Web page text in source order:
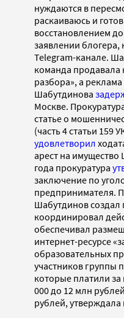
нуждаются в
раскаиваюсь и
восстановлением
заявлении блогера,
Telegram-канале.
команда продавала
разбора», а реклама
Шабутдинова
Москве.
статье о
(часть 4 статьи 159
удовлетворил
арест на
года прокуратура
заключение по
предпринимателя.
Шабутдинов создал
координировал
обеспечивал
интернет-ресурсе
образовательных
участников группы
которые платили
000 до 12 млн
рублей, утверждала